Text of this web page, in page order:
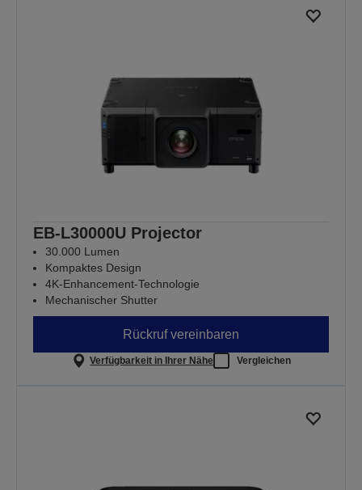
EB-L30000U Projector
30.000 Lumen
Kompaktes Design
4K-Enhancement-Technologie
Mechanischer Shutter
Rückruf vereinbaren
Verfügbarkeit in Ihrer Nähe Vergleichen